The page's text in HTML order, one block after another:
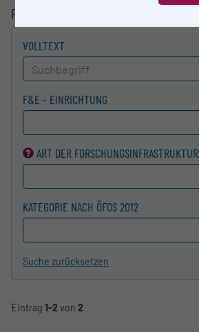
FILTERUNG
VOLLTEXT
F&E - EINRICHTUNG
ART DER FORSCHUNGS­INFRASTRUKTUR
KATEGORIE NACH ÖFOS 2012
Suche zurücksetzen
Eintrag 1-2von 2